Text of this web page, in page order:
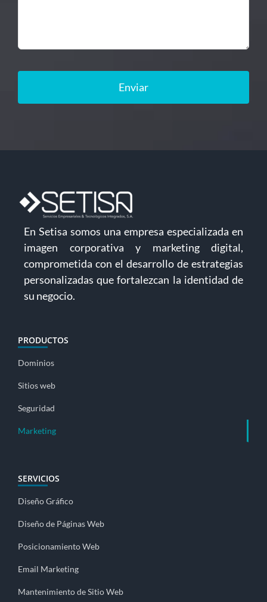
Enviar
En Setisa somos una empresa especializada en
imagen corporativa y marketing digital,
comprometida con el desarrollo de estrategias
personalizadas que fortalezcan la identidad de
su negocio.
PRODUCTOS
Dominios
Sitios web
Seguridad
Marketing
SERVICIOS
Diseño Gráfico
Diseño de Páginas Web
Posicionamiento Web
Email Marketing
Mantenimiento de Sitio Web